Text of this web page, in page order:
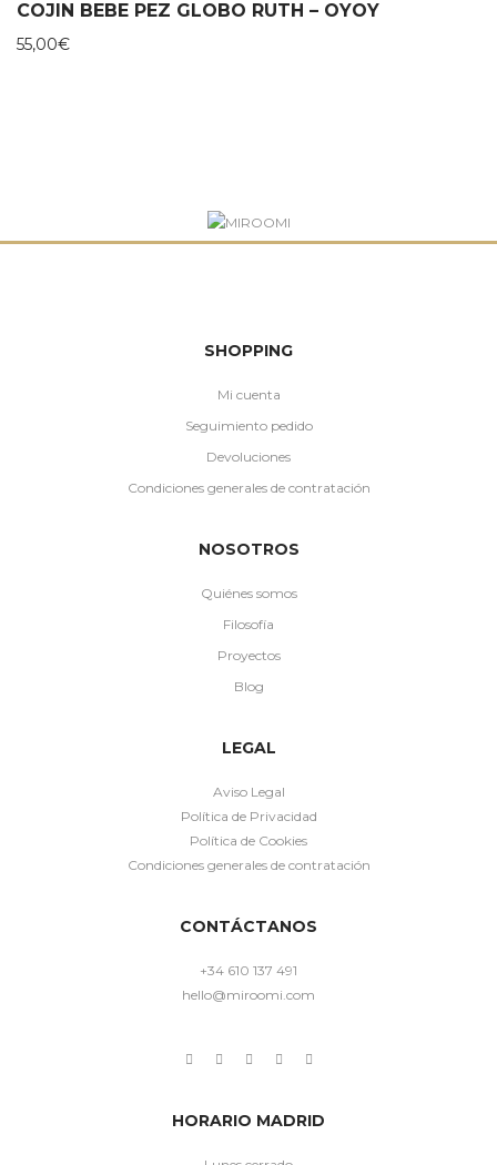
COJIN BEBE PEZ GLOBO RUTH – OYOY
55,00€
SHOPPING
Mi cuenta
Seguimiento pedido
Devoluciones
Condiciones generales de contratación
NOSOTROS
Quiénes somos
Filosofía
Proyectos
Blog
LEGAL
Aviso Legal
Política de Privacidad
Política de Cookies
Condiciones generales de contratación
CONTÁCTANOS
+34 610 137 491
hello@miroomi.com
HORARIO MADRID